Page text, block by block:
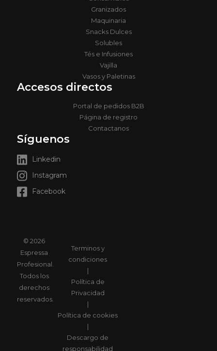
Granizados
Maquinaria
Snacks Dulces
Solubles
Tés e Infusiones
Vajilla
Vasos y Paletinas
Accesos directos
Portal de pedidos B2B
Página de registro
Contactanos
Síguenos
Linkedin
Instagram
Facebook
© 2026
Espressa
Profesional.
Todos los
derechos
reservados.
Terminos y
condiciones
|
Política de
Privacidad
|
Política de cookies
|
Descargo de
responsabilidad